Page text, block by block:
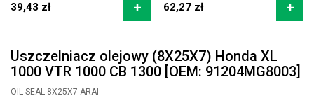
39,43 zł 62,27 zł
Uszczelniacz olejowy (8X25X7) Honda XL
1000 VTR 1000 CB 1300 [OEM: 91204MG8003]
OIL SEAL 8X25X7 ARAI